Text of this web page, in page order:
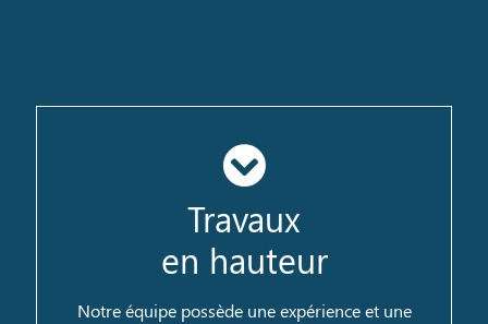
Travaux
en hauteur
Notre équipe possède une expérience et une
La sécurité reste primordiale, nous assurons
règles de sécurité.